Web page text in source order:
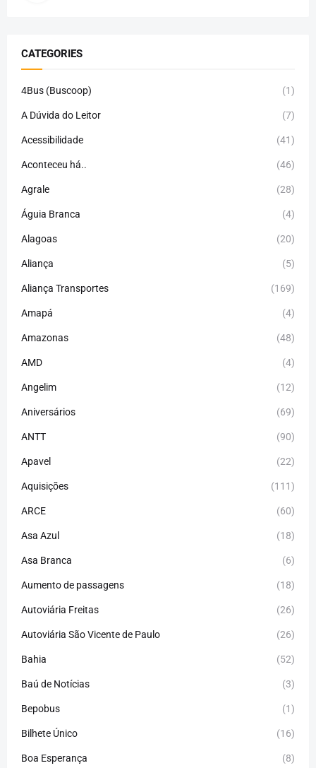
CATEGORIES
4Bus (Buscoop) (1)
A Dúvida do Leitor (7)
Acessibilidade (41)
Aconteceu há.. (46)
Agrale (28)
Águia Branca (4)
Alagoas (20)
Aliança (5)
Aliança Transportes (169)
Amapá (4)
Amazonas (48)
AMD (4)
Angelim (12)
Aniversários (69)
ANTT (90)
Apavel (22)
Aquisições (111)
ARCE (60)
Asa Azul (18)
Asa Branca (6)
Aumento de passagens (18)
Autoviária Freitas (26)
Autoviária São Vicente de Paulo (26)
Bahia (52)
Baú de Notícias (3)
Bepobus (1)
Bilhete Único (16)
Boa Esperança (8)